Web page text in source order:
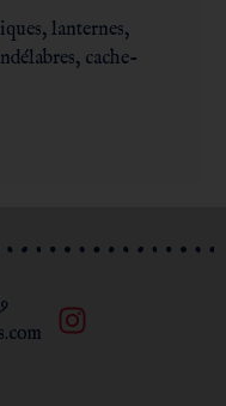
lanternes,
cache-